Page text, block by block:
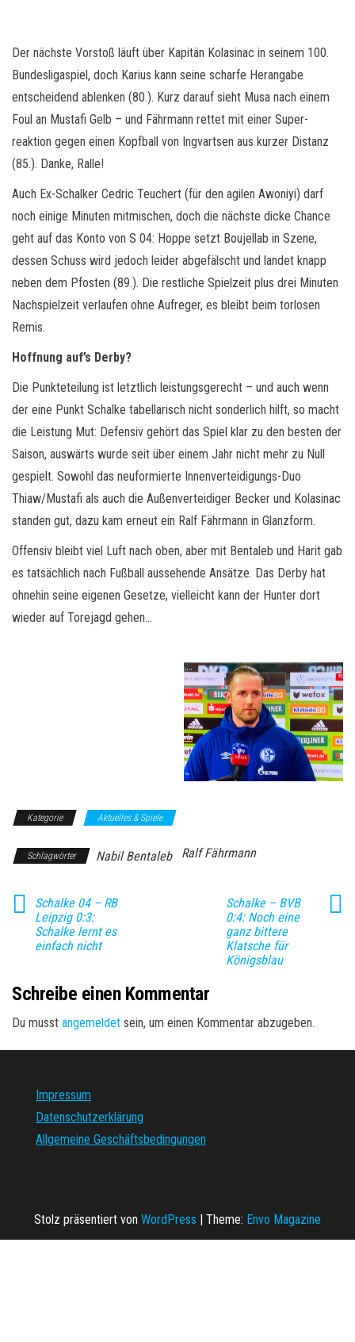
Der nächste Vorstoß läuft über Kapitän Kolasinac in seinem 100.
Bundesligaspiel, doch Karius kann seine scharfe Herangabe
entscheidend ablenken (80.). Kurz darauf sieht Musa nach einem
Foul an Mustafi Gelb – und Fährmann rettet mit einer Super-
reaktion gegen einen Kopfball von Ingvartsen aus kurzer Distanz
(85.). Danke, Ralle!
Auch Ex-Schalker Cedric Teuchert (für den agilen Awoniyi) darf
noch einige Minuten mitmischen, doch die nächste dicke Chance
geht auf das Konto von S 04: Hoppe setzt Boujellab in Szene,
dessen Schuss wird jedoch leider abgefälscht und landet knapp
neben dem Pfosten (89.). Die restliche Spielzeit plus drei Minuten
Nachspielzeit verlaufen ohne Aufreger, es bleibt beim torlosen
Remis.
Hoffnung auf’s Derby?
Die Punkteteilung ist letztlich leistungsgerecht – und auch wenn
der eine Punkt Schalke tabellarisch nicht sonderlich hilft, so macht
die Leistung Mut: Defensiv gehört das Spiel klar zu den besten der
Saison, auswärts wurde seit über einem Jahr nicht mehr zu Null
gespielt. Sowohl das neuformierte Innenverteidigungs-Duo
Thiaw/Mustafi als auch die Außenverteidiger Becker und Kolasinac
standen gut, dazu kam erneut ein Ralf Fährmann in Glanzform.
Offensiv bleibt viel Luft nach oben, aber mit Bentaleb und Harit gab
es tatsächlich nach Fußball aussehende Ansätze. Das Derby hat
ohnehin seine eigenen Gesetze, vielleicht kann der Hunter dort
wieder auf Torejagd gehen…
Kategorie Aktuelles & Spiele
Schlagwörter Nabil Bentaleb Ralf Fährmann
Schalke 04 – RB
Leipzig 0:3:
Schalke lernt es
einfach nicht
Schalke – BVB
0:4: Noch eine
ganz bittere
Klatsche für
Königsblau
Schreibe einen Kommentar
Du musst angemeldet sein, um einen Kommentar abzugeben.
Impressum
Datenschutzerklärung
Allgemeine Geschäftsbedingungen
Stolz präsentiert von WordPress Theme: Envo Magazine